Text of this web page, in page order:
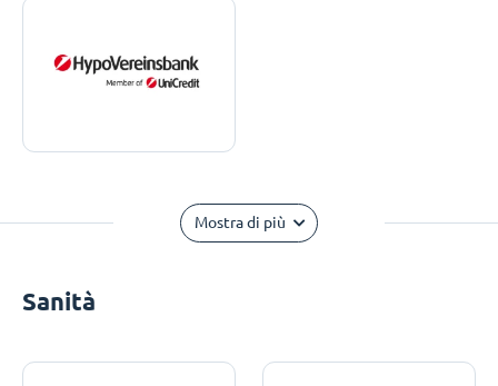
Mostra di più
Sanità